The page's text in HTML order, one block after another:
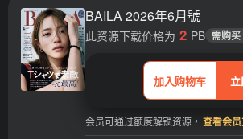
BAILA 2026年6月號
加入购物车
此资源下载价格为 2 PB 需购买
会员可通过额度解锁资源， 查看会